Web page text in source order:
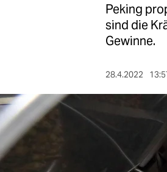
berlin
nord
wahrheit
Peking
sind die
Gewinne.
28.4.2022